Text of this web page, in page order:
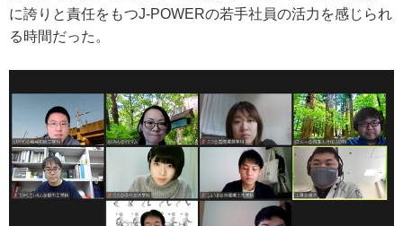
に誇りと責任をもつJ-POWERの若手社員の活力を感じられ
る時間だった。